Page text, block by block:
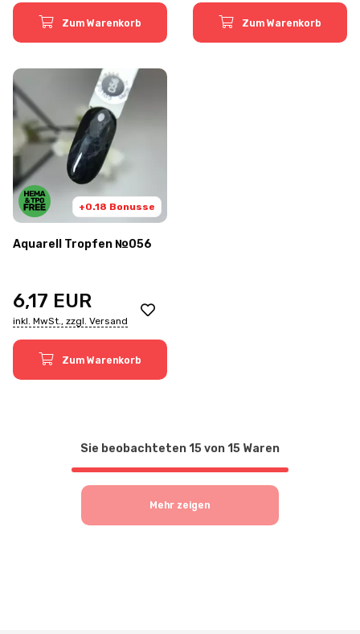
Zum Warenkorb Zum Warenkorb
+0.18 Bonusse
Aquarell Tropfen №056
6,17 EUR
inkl. MwSt., zzgl. Versand
Zum Warenkorb
Sie beobachteten15von15 Waren
Mehr zeigen